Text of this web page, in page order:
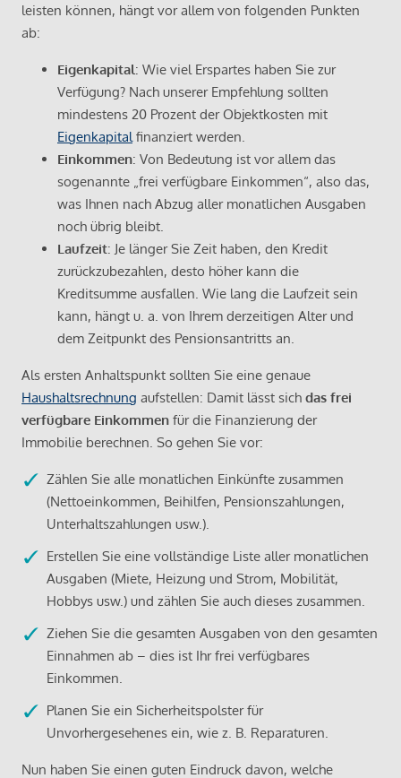
leisten können, hängt vor allem von folgenden Punkten
ab:
Eigenkapital: Wie viel Erspartes haben Sie zur
Verfügung? Nach unserer Empfehlung sollten
mindestens 20 Prozent der Objektkosten mit
Eigenkapital finanziert werden.
Einkommen: Von Bedeutung ist vor allem das
sogenannte „frei verfügbare Einkommen“, also das,
was Ihnen nach Abzug aller monatlichen Ausgaben
noch übrig bleibt.
Laufzeit: Je länger Sie Zeit haben, den Kredit
zurückzubezahlen, desto höher kann die
Kreditsumme ausfallen. Wie lang die Laufzeit sein
kann, hängt u. a. von Ihrem derzeitigen Alter und
dem Zeitpunkt des Pensionsantritts an.
Als ersten Anhaltspunkt sollten Sie eine genaue
Haushaltsrechnung aufstellen: Damit lässt sich das frei
verfügbare Einkommen für die Finanzierung der
Immobilie berechnen. So gehen Sie vor:
Zählen Sie alle monatlichen Einkünfte zusammen
(Nettoeinkommen, Beihilfen, Pensionszahlungen,
Unterhaltszahlungen usw.).
Erstellen Sie eine vollständige Liste aller monatlichen
Ausgaben (Miete, Heizung und Strom, Mobilität,
Hobbys usw.) und zählen Sie auch dieses zusammen.
Ziehen Sie die gesamten Ausgaben von den gesamten
Einnahmen ab – dies ist Ihr frei verfügbares
Einkommen.
Planen Sie ein Sicherheitspolster für
Unvorhergesehenes ein, wie z. B. Reparaturen.
Nun haben Sie einen guten Eindruck davon, welche